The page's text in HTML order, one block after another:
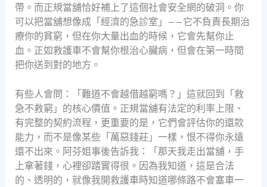
帶。而正規當舖恰好補上了這個社會安全網的破洞。你
可以把當舖想像成「經濟的急診室」——它不負責長期治
療你的貧窮，但在你大量出血的時候，它會先幫你止
血。正如救護車不會幫你根治心臟病，但會在第一時間
把你送到對的地方。
有些人會問：「難道不會越借越窮嗎？」這就回到「救
急不救窮」的核心價值。正規當舖有法定的利率上限、
有完整的契約流程，更重要的是，它們會評估你的還款
能力，而不是像某些「萬惡錢莊」一樣，恨不得你永遠
還不出來。阿芬姐事後告訴我：「那天我走出當舖，手
上拿著錢，心裡卻踏實得很。因為我知道，這是合法
的、透明的，就像我開救護車時知道哪條路不會塞車一